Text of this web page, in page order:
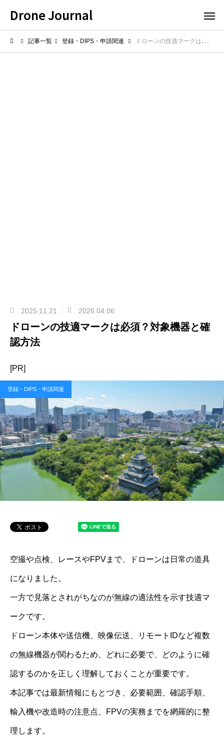
Drone Journal
記事一覧 登録・DIPS・申請関連 ドローンの技適マークは必須？対象機器と確認方法
2025.11.21 2026.04.06
ドローンの技適マークは必須？対象機器と確
認方法
[PR]
登録・DIPS・申請関連
空撮や点検、レースやFPVまで、ドローンは日常の道具
になりました。
一方で見落とされがちなのが無線の適法性を示す技適マ
ークです。
ドローン本体や送信機、映像伝送、リモートIDなど複数
の無線機器が関わるため、どれに必要で、どのように確
認するのかを正しく理解しておくことが重要です。
本記事では最新情報にもとづき、必要範囲、確認手順、
輸入機や改造時の注意点、FPVの実務までを網羅的に整
理します。